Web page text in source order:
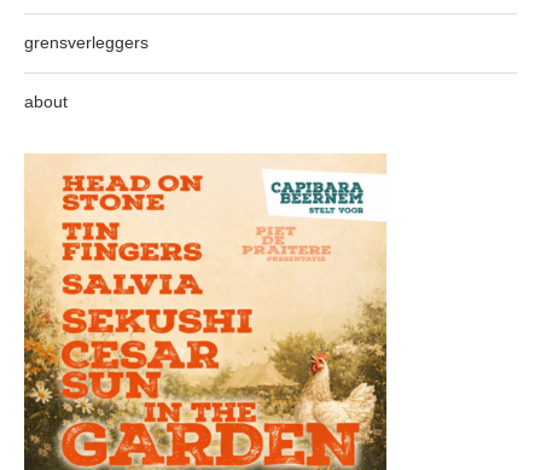
grensverleggers
about